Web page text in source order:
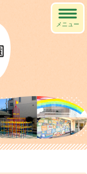
メニュー